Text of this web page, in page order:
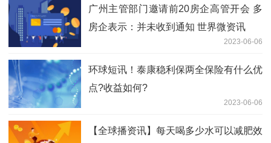
广州主管部门邀请前20房企高管开会 多
房企表示：并未收到通知 世界微资讯
2023-06-06
环球短讯！泰康稳利保两全保险有什么优
点?收益如何?
2023-06-06
【全球播资讯】每天喝多少水可以减肥效